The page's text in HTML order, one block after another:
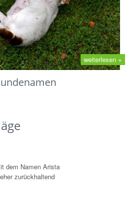
weiterlesen +
dem Namen Arista
zurückhaltend